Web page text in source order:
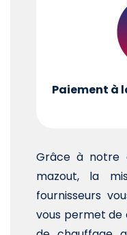
Paiement à
Grâce à notre
mazout, la
fournisseurs
vous permet